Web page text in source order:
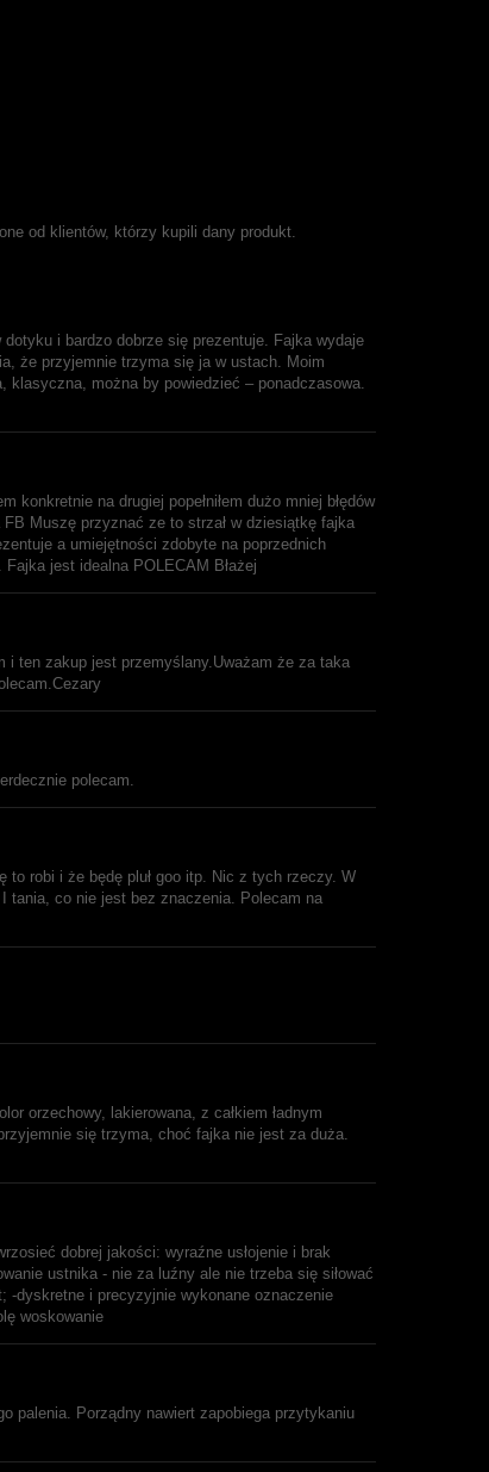
od klientów, którzy kupili dany produkt.
i bardzo dobrze się prezentuje. Fajka wydaje
że przyjemnie trzyma się ja w ustach. Moim
można by powiedzieć – ponadczasowa.
na drugiej popełniłem dużo mniej błędów
Muszę przyznać ze to strzał w dziesiątkę fajka
a umiejętności zdobyte na poprzednich
jest idealna POLECAM Błażej
i ten zakup jest przemyślany.Uważam że za taka
polecam.
to robi i że będę pluł goo itp. Nic z tych rzeczy. W
tania, co nie jest bez znaczenia. Polecam na
orzechowy, lakierowana, z całkiem ładnym
się trzyma, choć fajka nie jest za duża.
dobrej jakości: wyraźne usłojenie i brak
ustnika - nie za luźny ale nie trzeba się siłować
-dyskretne i precyzyjnie wykonane oznaczenie
woskowanie
palenia. Porządny nawiert zapobiega przytykaniu